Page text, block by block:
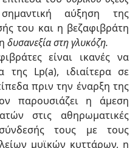
αύξηση της
του και η βεζαφιβράτη
δυσανεξία στη γλυκόζη.
είναι ικανές να
της Lp(a), ιδιαίτερα σε
πριν την έναρξη της
παρουσιάζει η άμεση
στις αθηρωματικές
τους με τους
μυϊκών κυττάρων, η